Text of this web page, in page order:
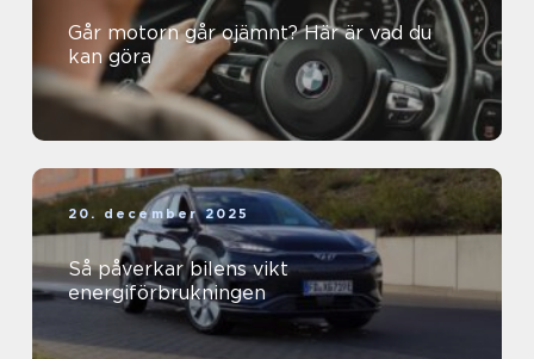
Går motorn går ojämnt? Här är vad du
kan göra
20. december 2025
Så påverkar bilens vikt
energiförbrukningen